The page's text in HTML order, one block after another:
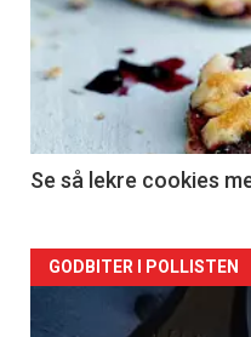
akkurat
nå
2
Se så lekre cookies
Forsiden
akkurat
GODBITER I POLLISTEN